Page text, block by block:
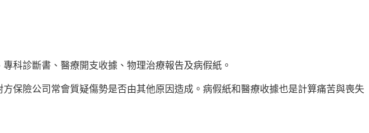
科診斷書、醫療開支收據、物理治療報告及病假紙。
保險公司常會質疑傷勢是否由其他原因造成。病假紙和醫療收據也是計算痛苦與喪失